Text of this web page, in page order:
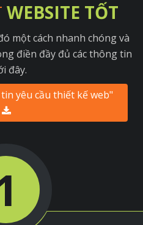
WEBSITE TỐT
một cách nhanh chóng và
điền đầy đủ các thông tin
đây.
yêu cầu thiết kế web"